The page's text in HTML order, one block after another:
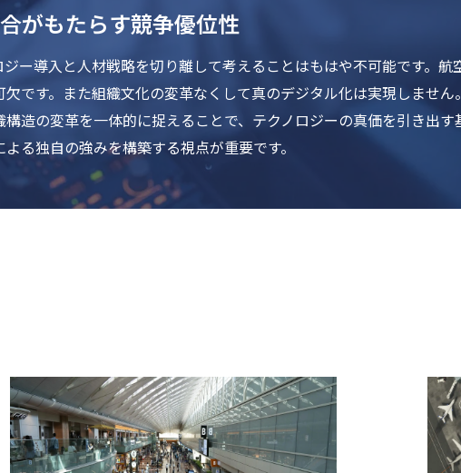
がもたらす競争優位性
ー導入と人材戦略を切り離して考えることはもはや不可能です。航
です。また組織文化の変革なくして真のデジタル化は実現しませ
造の変革を一体的に捉えることで、テクノロジーの真価を引き出
る独自の強みを構築する視点が重要です。